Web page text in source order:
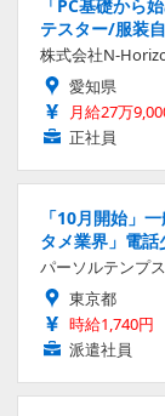
「PC基礎から
テスター/服装
株式会社N-
愛知県
月給27万
正社員
「10月開始」
タメ業界」電
パーソルテンプ
東京都
時給1,740円
派遣社員